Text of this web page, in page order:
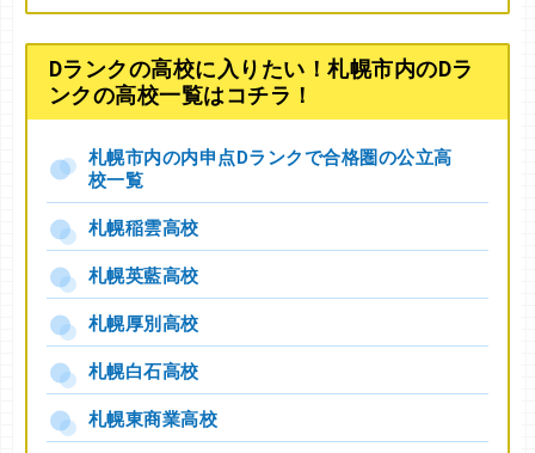
Dランクの高校に入りたい！札幌市内のDラ
ンクの高校一覧はコチラ！
札幌市内の内申点Dランクで合格圏の公立高
校一覧
札幌稲雲高校
札幌英藍高校
札幌厚別高校
札幌白石高校
札幌東商業高校